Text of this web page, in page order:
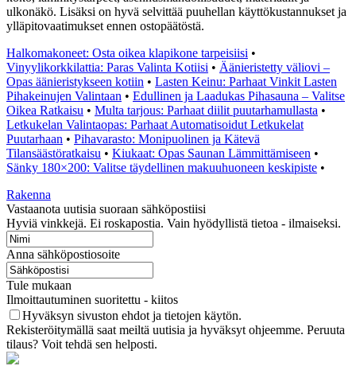
ulkonäkö. Lisäksi on hyvä selvittää puuhellan käyttökustannukset ja
ylläpitovaatimukset ennen ostopäätöstä.
Halkomakoneet: Osta oikea klapikone tarpeisiisi •
Vinyylikorkkilattia: Paras Valinta Kotiisi • Äänieristetty väliovi –
Opas äänieristykseen kotiin • Lasten Keinu: Parhaat Vinkit Lasten
Pihakeinujen Valintaan • Edullinen ja Laadukas Pihasauna – Valitse
Oikea Ratkaisu • Multa tarjous: Parhaat diilit puutarhamullasta •
Letkukelan Valintaopas: Parhaat Automatisoidut Letkukelat
Puutarhaan • Pihavarasto: Monipuolinen ja Kätevä
Tilansäästöratkaisu • Kiukaat: Opas Saunan Lämmittämiseen •
Sänky 180×200: Valitse täydellinen makuuhuoneen keskipiste •
Rakenna
Vastaanota uutisia suoraan sähköpostiisi
Hyviä vinkkejä. Ei roskapostia. Vain hyödyllistä tietoa - ilmaiseksi.
Anna sähköpostiosoite
Tule mukaan
Ilmoittautuminen suoritettu - kiitos
Hyväksyn sivuston ehdot ja tietojen käytön.
Rekisteröitymällä saat meiltä uutisia ja hyväksyt ohjeemme. Peruuta
tilaus? Voit tehdä sen helposti.